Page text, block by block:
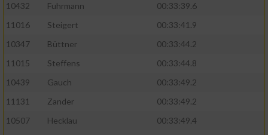
10432
Fuhrmann
00:33:39.6
11016
Steigert
00:33:41.9
10347
Büttner
00:33:44.2
11015
Steffens
00:33:44.8
10439
Gauch
00:33:49.2
11131
Zander
00:33:49.2
10507
Hecklau
00:33:49.4